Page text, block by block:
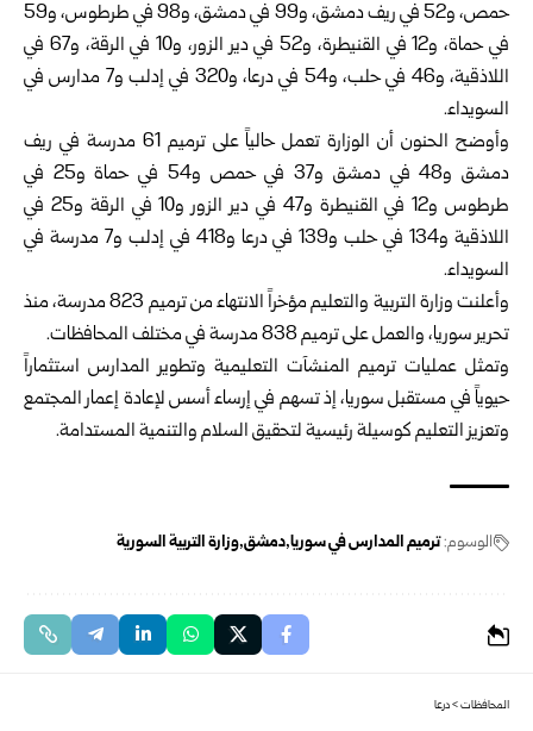
حمص، و52 في ريف دمشق، و99 في دمشق، و98 في طرطوس، و59
في حماة، و12 في القنيطرة، و52 في دير الزور، و10 في الرقة، و67 في
اللاذقية، و46 في حلب، و54 في درعا، و320 في إدلب و7 مدارس في
السويداء.
وأوضح الحنون أن الوزارة تعمل حالياً على ترميم 61 مدرسة في ريف
دمشق و48 في دمشق و37 في حمص و54 في حماة و25 في
طرطوس و12 في القنيطرة و47 في دير الزور و10 في الرقة و25 في
اللاذقية و134 في حلب و139 في درعا و418 في إدلب و7 مدرسة في
السويداء.
وأعلنت وزارة التربية والتعليم مؤخراً الانتهاء من ترميم 823 مدرسة، منذ
تحرير سوريا، والعمل على ترميم 838 مدرسة في مختلف المحافظات.
وتمثل عمليات ترميم المنشآت التعليمية وتطوير المدارس استثماراً
حيوياً في مستقبل سوريا، إذ تسهم في إرساء أسس لإعادة إعمار المجتمع
وتعزيز التعليم كوسيلة رئيسية لتحقيق السلام والتنمية المستدامة.
الوسوم:ترميم المدارس في سوريا دمشق وزارة التربية السورية
المحافظات>درعا